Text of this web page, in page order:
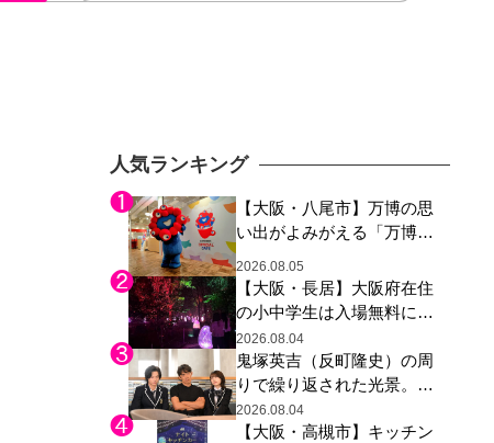
人気ランキング
【大阪・八尾市】万博の思
い出がよみがえる「万博レ
クミャク登場、大屋根リン
グ木材展示も
2026.08.05
【大阪・長居】大阪府在住
の小中学生は入場無料に、
チームラボが「夏休みの自
由研究の課題に」と「ボタ
ニカルガーデン 大阪」へ招
待
2026.08.04
鬼塚英吉（反町隆史）の周
りで繰り返された光景。ド
ラマ『GTO』第３話で光っ
た演出の巧みさ
2026.08.04
【大阪・高槻市】キッチン